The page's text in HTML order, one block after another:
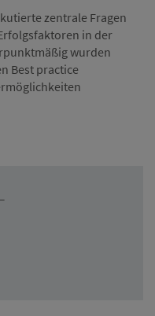
zentrale Fragen
in der
wurden
Best practice